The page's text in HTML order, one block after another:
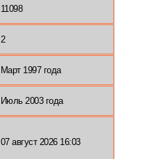
11098
2
Март 1997 года
Июль 2003 года
07 август 2026 16:03